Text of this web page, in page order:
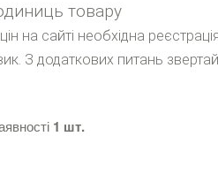
товару
на сайті необхідна
З додаткових питань
1 шт.